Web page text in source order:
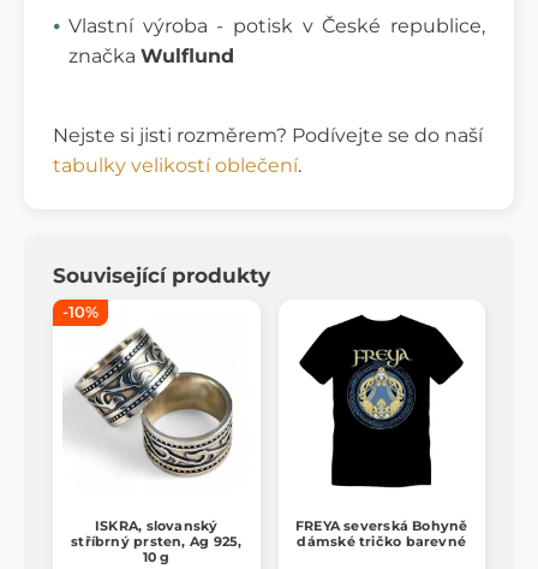
Vlastní výroba - potisk v České republice,
značka Wulflund
Nejste si jisti rozměrem? Podívejte se do naší
tabulky velikostí oblečení.
Související produkty
-10%
ISKRA, slovanský
stříbrný prsten, Ag 925,
10 g
FREYA severská Bohyně
dámské tričko barevné